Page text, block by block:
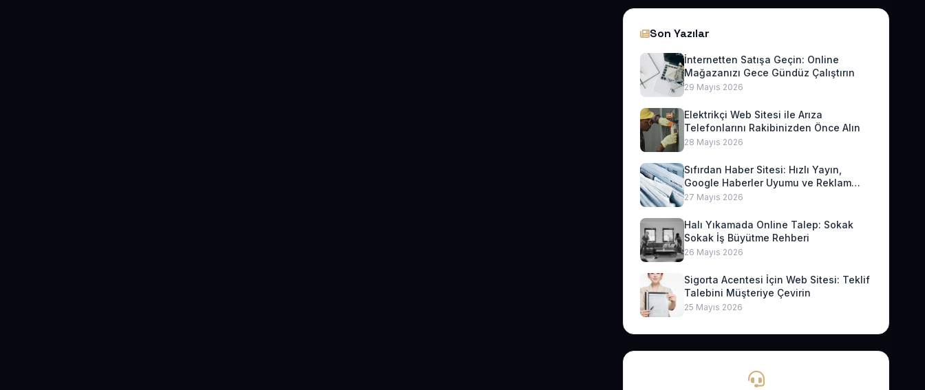
Son Yazılar
İnternetten Satışa Geçin: Online
Mağazanızı Gece Gündüz Çalıştırın
29 Mayıs 2026
Elektrikçi Web Sitesi ile Arıza
Telefonlarını Rakibinizden Önce Alın
28 Mayıs 2026
Sıfırdan Haber Sitesi: Hızlı Yayın,
Google Haberler Uyumu ve Reklam
Geliri
27 Mayıs 2026
Halı Yıkamada Online Talep: Sokak
Sokak İş Büyütme Rehberi
26 Mayıs 2026
Sigorta Acentesi İçin Web Sitesi: Teklif
Talebini Müşteriye Çevirin
25 Mayıs 2026